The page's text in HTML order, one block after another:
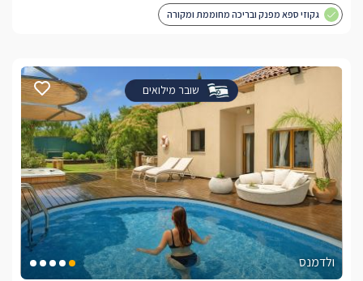
גקוזי ספא מפנק ובריכה מחוממת ומקורה
שובר מילואים
ולדמנס